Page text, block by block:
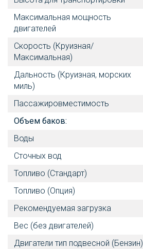
Максимальная мощность
двигателей
Скорость (Круизная/
Максимальная)
Дальность (Круизная, морских
миль)
Пассажировместимость
Объем баков:
Воды
Сточных вод
Топливо (Стандарт)
Топливо (Опция)
Рекомендуемая загрузка
Вес (без двигателей)
Двигатели тип подвесной (Бензин)